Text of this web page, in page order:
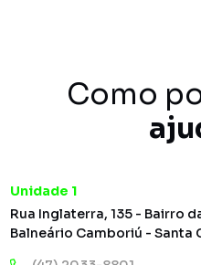
Como
Unidade 1
Rua Inglaterra, 135 - Bairro
Balneário Camboriú - Santa